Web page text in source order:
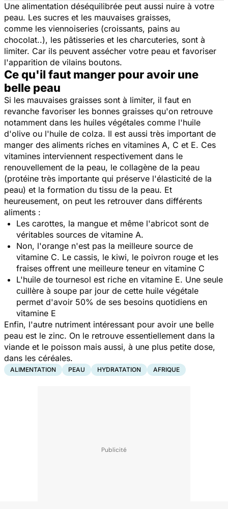
Une alimentation déséquilibrée peut aussi nuire à votre
peau. Les sucres et les mauvaises graisses,
comme les viennoiseries (croissants, pains au
chocolat..), les pâtisseries et les charcuteries, sont à
limiter. Car ils peuvent assécher votre peau et favoriser
l'apparition de vilains boutons.
Ce qu'il faut manger pour avoir une
belle peau
Si les mauvaises graisses sont à limiter, il faut en
revanche favoriser les bonnes graisses qu'on retrouve
notamment dans les huiles végétales comme l'huile
d'olive ou l'huile de colza. Il est aussi très important de
manger des aliments riches en vitamines A, C et E. Ces
vitamines interviennent respectivement dans le
renouvellement de la peau, le collagène de la peau
(protéine très importante qui préserve l'élasticité de la
peau) et la formation du tissu de la peau. Et
heureusement, on peut les retrouver dans différents
aliments :
Les carottes, la mangue et même l'abricot sont de
véritables sources de vitamine A.
Non, l'orange n'est pas la meilleure source de
vitamine C. Le cassis, le kiwi, le poivron rouge et les
fraises offrent une meilleure teneur en vitamine C
L'huile de tournesol est riche en vitamine E. Une seule
cuillère à soupe par jour de cette huile végétale
permet d'avoir 50% de ses besoins quotidiens en
vitamine E
Enfin, l'autre nutriment intéressant pour avoir une belle
peau est le zinc. On le retrouve essentiellement dans la
viande et le poisson mais aussi, à une plus petite dose,
dans les céréales.
ALIMENTATION PEAU HYDRATATION AFRIQUE